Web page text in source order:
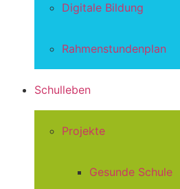
Digitale Bildung
Rahmenstundenplan
Schulleben
Projekte
Gesunde Schule